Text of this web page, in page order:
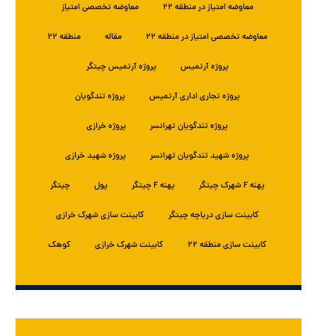
معاوضه امتیاز در منطقه ۲۲ معاوضه تخصصی امتیاز
معاوضه تخصصی امتیاز در منطقه ۲۲ مقاله منطقه ۲۲
پروژه آرتمیس پروژه آرتمیس چیتگر
پروژه تجاری اداری آرتمیس پروژه تندگویان
پروژه تندگویان تهرانسر پروژه خرازی
پروژه شهید تندگویان تهرانسر پروژه شهید خرازی
پهنه F شهرک چیتگر پهنه F چیتگر پول چیتگر
کابینت سازی دریاچه چیتگر کابینت سازی شهرک خرازی
کابینت سازی منطقه ۲۲ کابینت شهرک خرازی کوهک